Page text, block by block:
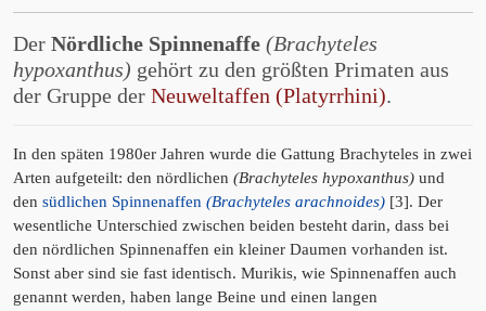
Der Nördliche Spinnenaffe (Brachyteles
hypoxanthus) gehört zu den größten Primaten aus
der Gruppe der Neuweltaffen (Platyrrhini).
In den späten 1980er Jahren wurde die Gattung Brachyteles in zwei
Arten aufgeteilt: den nördlichen (Brachyteles hypoxanthus) und
den südlichen Spinnenaffen (Brachyteles arachnoides) [3]. Der
wesentliche Unterschied zwischen beiden besteht darin, dass bei
den nördlichen Spinnenaffen ein kleiner Daumen vorhanden ist.
Sonst aber sind sie fast identisch. Murikis, wie Spinnenaffen auch
genannt werden, haben lange Beine und einen langen